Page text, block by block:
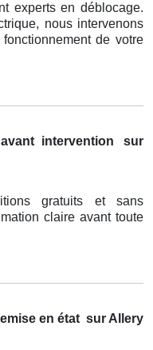
experts en déblocage.
nous intervenons
de votre
intervention
sur
gratuits et sans
claire avant toute
en état sur Allery